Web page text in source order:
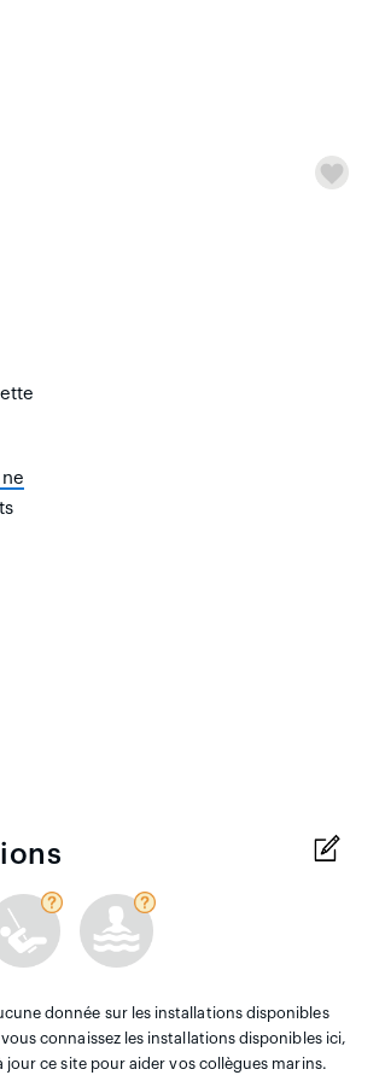
donnée sur les installations disponibles
connaissez les installations disponibles ici,
jour ce site pour aider vos collègues marins.